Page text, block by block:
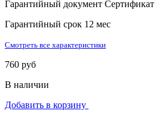
Гарантийный документ Сертификат
Гарантийный срок 12 мес
Смотреть все характеристики
760 руб
В наличии
Добавить в корзину